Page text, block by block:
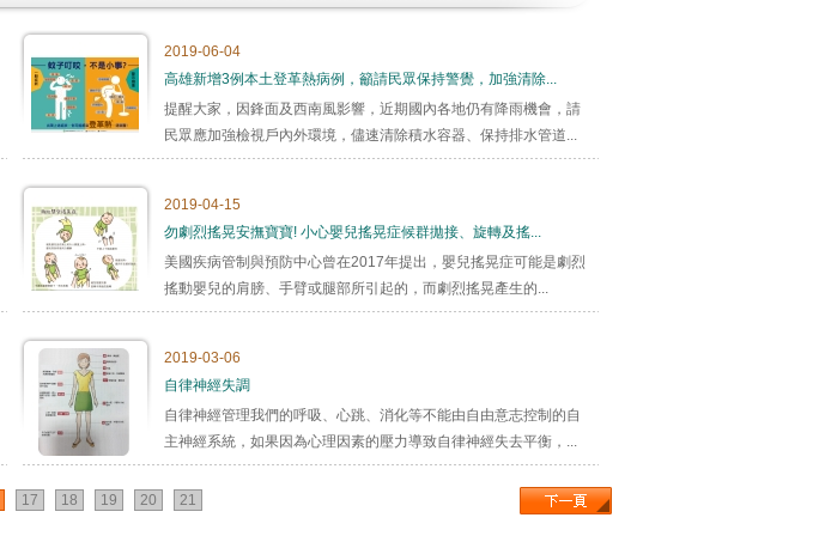
2019-06-04
高雄新增3例本土登革熱病例，籲請民眾保持警覺，加強清除...
提醒大家，因鋒面及西南風影響，近期國內各地仍有降雨機會，請
民眾應加強檢視戶內外環境，儘速清除積水容器、保持排水管道...
2019-04-15
勿劇烈搖晃安撫寶寶! 小心嬰兒搖晃症候群拋接、旋轉及搖...
美國疾病管制與預防中心曾在2017年提出，嬰兒搖晃症可能是劇烈
搖動嬰兒的肩膀、手臂或腿部所引起的，而劇烈搖晃產生的...
2019-03-06
自律神經失調
自律神經管理我們的呼吸、心跳、消化等不能由自由意志控制的自
主神經系統，如果因為心理因素的壓力導致自律神經失去平衡，...
17 18 19 20 21